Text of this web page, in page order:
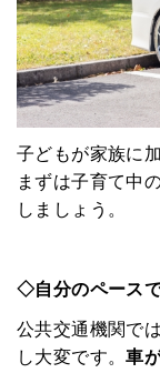
子どもが家族に
まずは子育て中
しましょう。
◇自分のペース
公共交通機関で
し大変です。車